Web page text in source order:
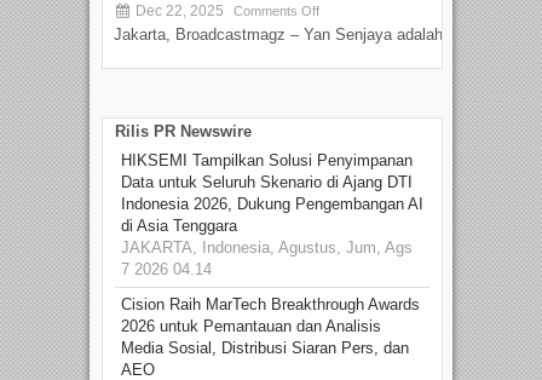
Dec 22, 2025 Comments Off
Jakarta, Broadcastmagz – Yan Senjaya adalah...
Rilis PR Newswire
HIKSEMI Tampilkan Solusi Penyimpanan
Data untuk Seluruh Skenario di Ajang DTI
Indonesia 2026, Dukung Pengembangan AI
di Asia Tenggara
JAKARTA, Indonesia, Agustus, Jum, Ags
7 2026 04.14
Cision Raih MarTech Breakthrough Awards
2026 untuk Pemantauan dan Analisis
Media Sosial, Distribusi Siaran Pers, dan
AEO